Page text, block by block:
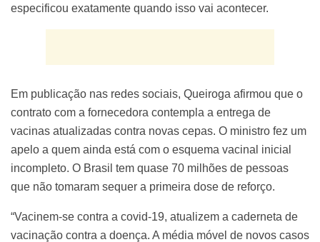
especificou exatamente quando isso vai acontecer.
Em publicação nas redes sociais, Queiroga afirmou que o
contrato com a fornecedora contempla a entrega de
vacinas atualizadas contra novas cepas. O ministro fez um
apelo a quem ainda está com o esquema vacinal inicial
incompleto. O Brasil tem quase 70 milhões de pessoas
que não tomaram sequer a primeira dose de reforço.
“Vacinem-se contra a covid-19, atualizem a caderneta de
vacinação contra a doença. A média móvel de novos casos